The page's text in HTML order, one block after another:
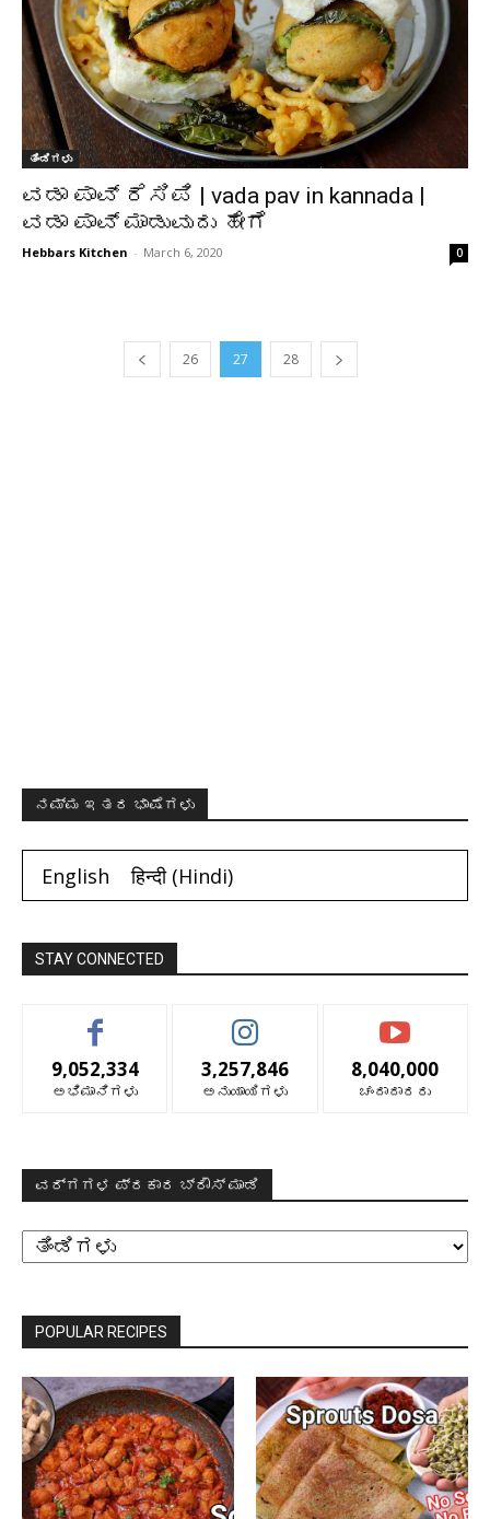
ತಿಂಡಿಗಳು
ವಡಾ ಪಾವ್ ರೆಸಿಪಿ | vada pav in kannada |
ವಡಾ ಪಾವ್ ಮಾಡುವುದು ಹೇಗೆ
Hebbars Kitchen - March 6, 2020 0
26 27 28
ನಮ್ಮ ಇತರ ಭಾಷೆಗಳು
English हिन्दी(Hindi)
STAY CONNECTED
9,052,334
ಅಭಿಮಾನಿಗಳು
3,257,846
ಅನುಯಾಯಿಗಳು
8,040,000
ಚಂದಾದಾರರು
ವರ್ಗಗಳ ಪ್ರಕಾರ ಬ್ರೌಸ್ ಮಾಡಿ
ವರ್ಗಗಳ
ಪ್ರಕಾರ
ಬ್ರೌಸ್
POPULAR RECIPES